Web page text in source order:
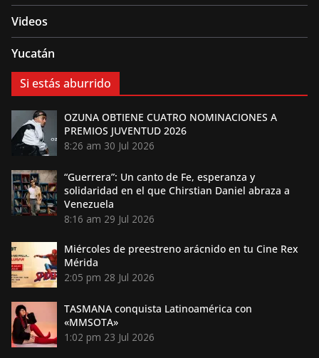
Videos
Yucatán
Si estás aburrido
OZUNA OBTIENE CUATRO NOMINACIONES A
PREMIOS JUVENTUD 2026
8:26 am 30 Jul 2026
“Guerrera”: Un canto de Fe, esperanza y
solidaridad en el que Chirstian Daniel abraza a
Venezuela
8:16 am 29 Jul 2026
Miércoles de preestreno arácnido en tu Cine Rex
Mérida
2:05 pm 28 Jul 2026
TASMANA conquista Latinoamérica con
«MMSOTA»
1:02 pm 23 Jul 2026